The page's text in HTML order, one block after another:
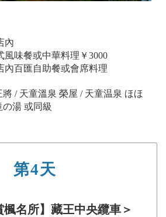
內
風味餐或中華料理￥3000
內百匯自助餐或會席料理
將 / 天童溫泉 榮屋 / 天童温泉 ほほ
の湯 或同級
第4天
名所】藏王中央纜車＞